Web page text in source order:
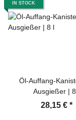
IN STOCK
Öl-Auffang-
Ausgießer |
28,15 € *